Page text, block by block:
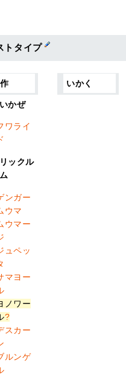
トタイプ
かぜ
ワライ
リックル
ンガー
ウマ
ウマー
ュペッ
マヨー
ノワー
?
スカー
ルンゲ
いかく